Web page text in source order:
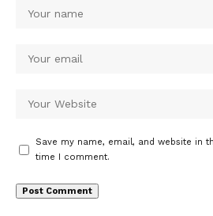
Save my name, email, and website in
time I comment.